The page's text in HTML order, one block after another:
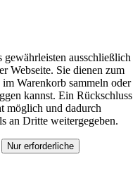
ausschließlich
Webseite. Sie dienen zum
Warenkorb sammeln oder
kannst. Ein Rückschluss
möglich und dadurch
an Dritte weitergegeben.
Nur erforderliche